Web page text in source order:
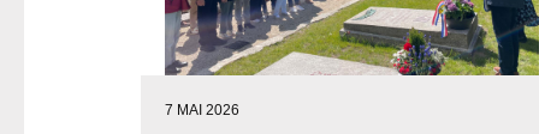
7 MAI 2026